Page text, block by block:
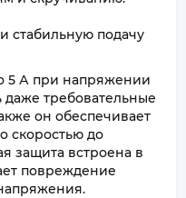
стабильную подачу
5 А при напряжении
даже требовательные
он обеспечивает
скоростью до
защита встроена в
повреждение